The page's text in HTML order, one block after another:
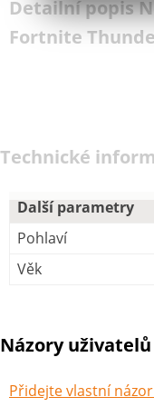
Detailní popis
Fortnite
Technické
Další parametry
Pohlaví
Věk
Názory uživatelů
Přidejte vlastní